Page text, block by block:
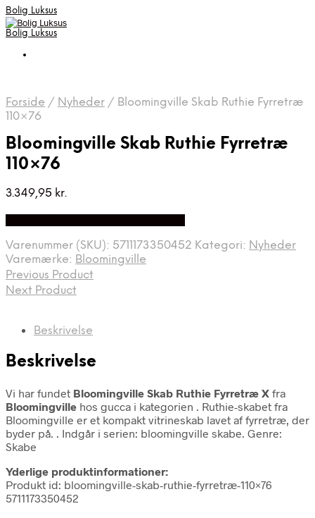
Bolig Luksus
Bolig Luksus
Forside / Nyheder / Bloomingville Skab Ruthie Fyrretræ
110×76
Bloomingville Skab Ruthie Fyrretræ
110×76
3.349,95 kr.
Varenummer (SKU): 5711173350452 Kategori: Nyheder
Varemærke: Bloomingville
Previous Product
Next Product
Beskrivelse
Beskrivelse
Vi har fundet Bloomingville Skab Ruthie Fyrretræ X fra
Bloomingville hos gucca i kategorien . Ruthie-skabet fra
Bloomingville er et kompakt vitrineskab lavet af fyrretræ, der
byder på. . Indgår i serien: bloomingville skabe. Genre:
Skabe
Yderlige produktinformationer:
Produkt id: bloomingville-skab-ruthie-fyrretræ-110×76
5711173350452